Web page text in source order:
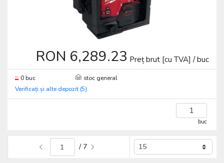
RON 6,289.23 Preț brut [cu TVA] / buc
0 buc
stoc general
Verificați și alte depozit (5)
buc
/ 7